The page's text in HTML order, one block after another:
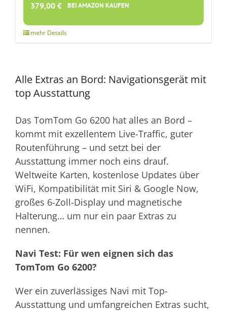
379,00 € BEI AMAZON KAUFEN
Alle Extras an Bord: Navigationsgerät mit
top Ausstattung
Das TomTom Go 6200 hat alles an Bord –
kommt mit exzellentem Live-Traffic, guter
Routenführung – und setzt bei der
Ausstattung immer noch eins drauf.
Weltweite Karten, kostenlose Updates über
WiFi, Kompatibilität mit Siri & Google Now,
großes 6-Zoll-Display und magnetische
Halterung… um nur ein paar Extras zu
nennen.
Navi Test: Für wen eignen sich das
TomTom Go 6200?
Wer ein zuverlässiges Navi mit Top-
Ausstattung und umfangreichen Extras sucht,